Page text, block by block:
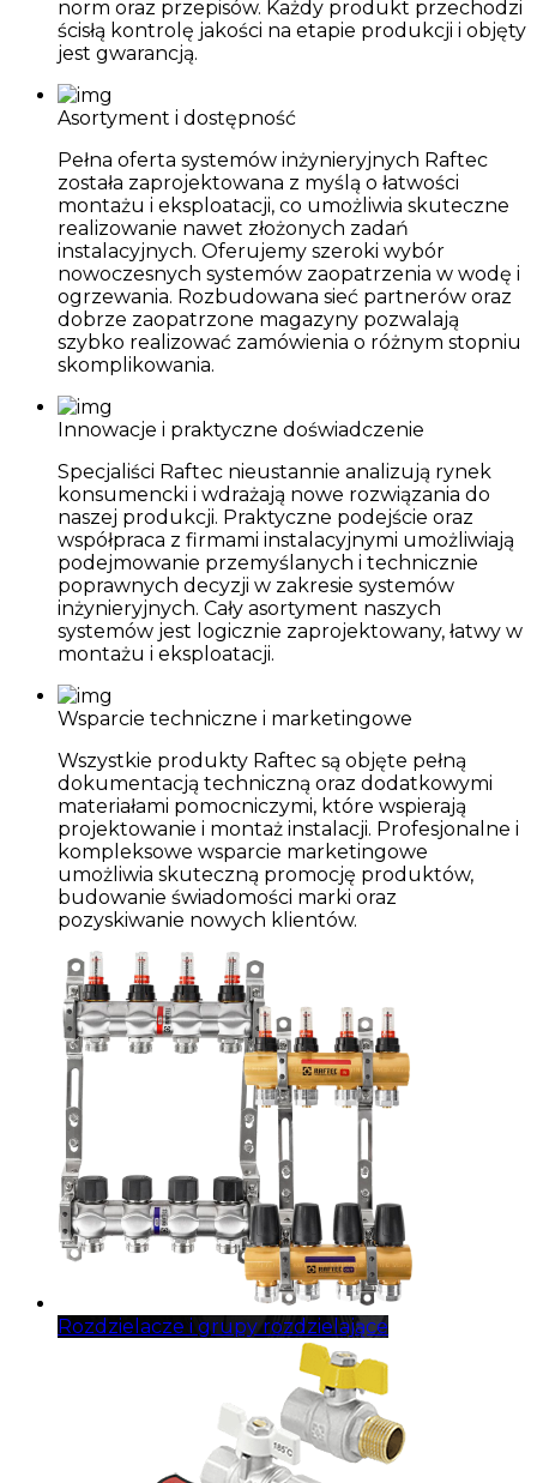
norm oraz przepisów. Każdy produkt przechodzi
ścisłą kontrolę jakości na etapie produkcji i objęty
jest gwarancją.
Asortyment i dostępność
Pełna oferta systemów inżynieryjnych Raftec
została zaprojektowana z myślą o łatwości
montażu i eksploatacji, co umożliwia skuteczne
realizowanie nawet złożonych zadań
instalacyjnych. Oferujemy szeroki wybór
nowoczesnych systemów zaopatrzenia w wodę i
ogrzewania. Rozbudowana sieć partnerów oraz
dobrze zaopatrzone magazyny pozwalają
szybko realizować zamówienia o różnym stopniu
skomplikowania.
Innowacje i praktyczne doświadczenie
Specjaliści Raftec nieustannie analizują rynek
konsumencki i wdrażają nowe rozwiązania do
naszej produkcji. Praktyczne podejście oraz
współpraca z firmami instalacyjnymi umożliwiają
podejmowanie przemyślanych i technicznie
poprawnych decyzji w zakresie systemów
inżynieryjnych. Cały asortyment naszych
systemów jest logicznie zaprojektowany, łatwy w
montażu i eksploatacji.
Wsparcie techniczne i marketingowe
Wszystkie produkty Raftec są objęte pełną
dokumentacją techniczną oraz dodatkowymi
materiałami pomocniczymi, które wspierają
projektowanie i montaż instalacji. Profesjonalne i
kompleksowe wsparcie marketingowe
umożliwia skuteczną promocję produktów,
budowanie świadomości marki oraz
pozyskiwanie nowych klientów.
Rozdzielacze i grupy rozdzielające